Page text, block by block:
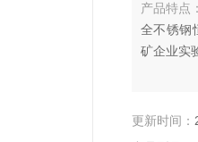
产品特点
全不锈钢
矿企业实
更新时间：